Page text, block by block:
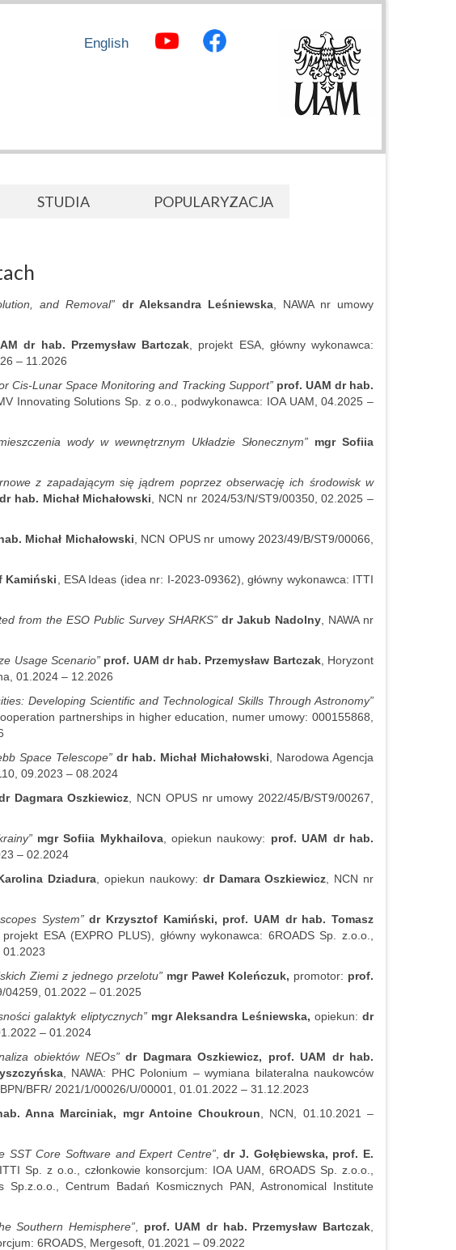
English
STUDIA POPULARYZACJA
and Removal” dr Aleksandra Leśniewska, NAWA nr umowy
dr hab. Przemysław Bartczak , projekt ESA, główny wykonawca:
– 11.2026
Cis-Lunar Space Monitoring and Tracking Support” prof. UAM dr hab.
Innovating Solutions Sp. z o.o., podwykonawca: IOA UAM, 04.2025 –
wody w wewnętrznym Układzie Słonecznym” mgr Sofiia
z zapadającym się jądrem poprzez obserwację ich środowisk w
dr hab. Michał Michałowski , NCN nr 2024/53/N/ST9/00350, 02.2025 –
Michał Michałowski , NCN OPUS nr umowy 2023/49/B/ST9/00066,
Kamiński , ESA Ideas (idea nr: I-2023-09362), główny wykonawca: ITTI
from the ESO Public Survey SHARKS” dr Jakub Nadolny, NAWA nr
Usage Scenario” prof. UAM dr hab. Przemysław Bartczak, Horyzont
01.2024 – 12.2026
Developing Scientific and Technological Skills Through Astronomy”
partnerships in higher education, numer umowy: 000155868,
Space Telescope” dr hab. Michał Michałowski , Narodowa Agencja
09.2023 – 08.2024
Dagmara Oszkiewicz , NCN OPUS nr umowy 2022/45/B/ST9/00267,
mgr Sofiia Mykhailova, opiekun naukowy: prof. UAM dr hab.
– 02.2024
Dziadura , opiekun naukowy: dr Damara Oszkiewicz , NCN nr
System”dr Krzysztof Kamiński, prof. UAM dr hab. Tomasz
ESA (EXPRO PLUS), główny wykonawca: 6ROADS Sp. z.o.o.,
01.2023
Ziemi z jednego przelotu” mgr Paweł Koleńczuk, promotor: prof.
04259, 01.2022 – 01.2025
galaktyk eliptycznych” mgr Aleksandra Leśniewska, opiekun:dr
– 01.2024
obiektów NEOs”dr Dagmara Oszkiewicz, prof. UAM dr hab.
, NAWA: PHC Polonium – wymiana bilateralna naukowców
BFR/ 2021/1/00026/U/00001, 01.01.2022 – 31.12.2023
Anna Marciniak, mgr Antoine Choukroun , NCN, 01.10.2021 –
SST Core Software and Expert Centre”,dr J. Gołębiewska, prof. E.
Sp. z o.o., członkowie konsorcjum: IOA UAM, 6ROADS Sp. z.o.o.,
Centrum Badań Kosmicznych PAN, Astronomical Institute
Southern Hemisphere”, prof. UAM dr hab. Przemysław Bartczak
6ROADS, Mergesoft, 01.2021 – 09.2022